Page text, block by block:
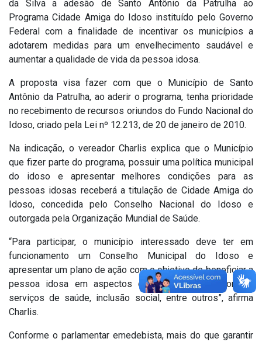
da Silva a adesão de Santo Antônio da Patrulha ao
Programa Cidade Amiga do Idoso instituído pelo Governo
Federal com a finalidade de incentivar os municípios a
adotarem medidas para um envelhecimento saudável e
aumentar a qualidade de vida da pessoa idosa.
A proposta visa fazer com que o Município de Santo
Antônio da Patrulha, ao aderir o programa, tenha prioridade
no recebimento de recursos oriundos do Fundo Nacional do
Idoso, criado pela Lei nº 12.213, de 20 de janeiro de 2010.
Na indicação, o vereador Charlis explica que o Município
que fizer parte do programa, possuir uma política municipal
do idoso e apresentar melhores condições para as
pessoas idosas receberá a titulação de Cidade Amiga do
Idoso, concedida pelo Conselho Nacional do Idoso e
outorgada pela Organização Mundial de Saúde.
“Para participar, o município interessado deve ter em
funcionamento um Conselho Municipal do Idoso e
apresentar um plano de ação com o objetivo de beneficiar a
pessoa idosa em aspectos como: transporte, moradia,
serviços de saúde, inclusão social, entre outros”, afirma
Charlis.
Conforme o parlamentar emedebista, mais do que garantir